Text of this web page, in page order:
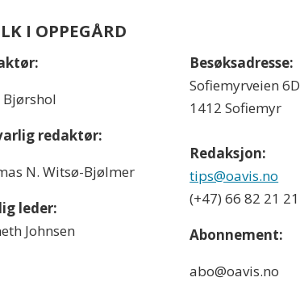
I OPPEGÅRD
Bjørshol
redaktør:
N. Witsø-Bjølmer
leder:
Johnsen
Besøksadresse:
Sofiemyrveien 6D
1412 Sofiemyr
Redaksjon:
tips@oavis.no
(+47) 66 82 21 21
Abonnement:
abo@oavis.no